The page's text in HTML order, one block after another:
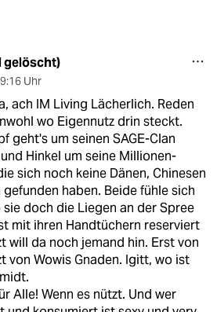
gelöscht)
Uhr
ach IM Living Lächerlich. Reden
wo Eigennutz drin steckt.
geht's um seinen SAGE-Clan
Hinkel um seine Millionen-
sich noch keine Dänen, Chinesen
gefunden haben. Beide fühle sich
doch die Liegen an der Spree
mit ihren Handtüchern reserviert
will da noch jemand hin. Erst von
von Wowis Gnaden. Igitt, wo ist
Alle! Wenn es nützt. Und wer